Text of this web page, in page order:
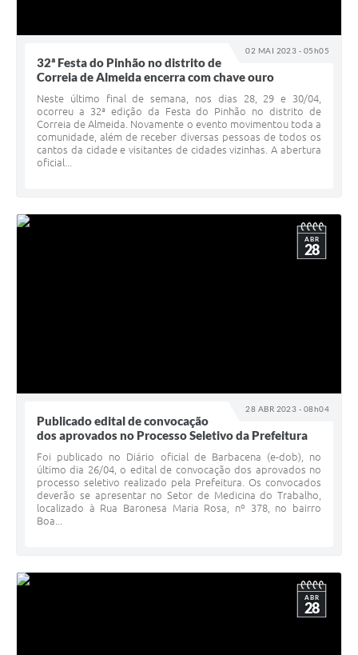
02 MAI 2023 - 05h05
32ª Festa do Pinhão no distrito de
Correia de Almeida encerra com chave ouro
Neste último final de semana, nos dias 28, 29 e 30/04,
ocorreu a 32ª edição da Festa do Pinhão no distrito de
Correia de Almeida. Novamente o evento movimentou toda a
comunidade, além de receber diversas pessoas de todos os
cantos da cidade e visitantes de cidades vizinhas. A abertura
oficial...
28 ABR 2023 - 08h04
ABR
28
Publicado edital de convocação
dos aprovados no Processo Seletivo da Prefeitura
Foi publicado no Diário oficial de Barbacena (e-dob), no
último dia 26/04, o edital de convocação dos aprovados no
processo seletivo realizado pela Prefeitura. Os convocados
deverão se apresentar no Setor de Medicina do Trabalho,
localizado à Rua Baronesa Maria Rosa, nº 378, no bairro
Boa...
ABR
28